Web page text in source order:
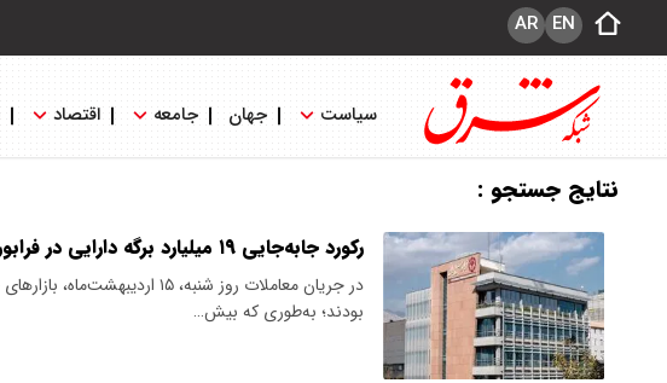
EN
AR
سیاست جهان جامعه اقتصاد
نتایج جستجو :
رکورد جابه‌جایی ۱۹ میلیارد برگه دارایی در فرابورس
در جریان معاملات روز شنبه، ۱۵
بودند؛ به‌طوری که بیش…